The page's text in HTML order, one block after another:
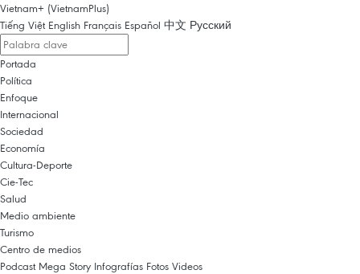
Vietnam+ (VietnamPlus)
Tiếng Việt English Français Español 中文 Русский
Portada
Política
Enfoque
Internacional
Sociedad
Economía
Cultura-Deporte
Cie-Tec
Salud
Medio ambiente
Turismo
Centro de medios
Podcast Mega Story Infografías Fotos Videos